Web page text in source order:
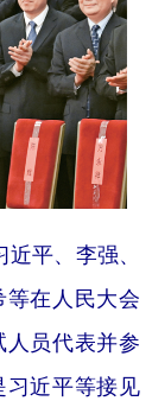
平、李强、
等在人民大会
员代表并参
习近平等接见